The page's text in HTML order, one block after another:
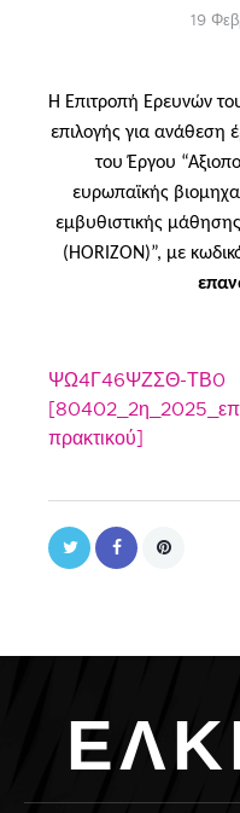
19
Η Επιτροπή Ερευνών
επιλογής για ανάθεση
του Έργου
ευρωπαϊκής
εμβυθιστικής
(HORIZON)”, με
ΨΩ4Γ46ΨΖΣΘ-ΤΒ0
πρακτικού]
ΕΛΚ